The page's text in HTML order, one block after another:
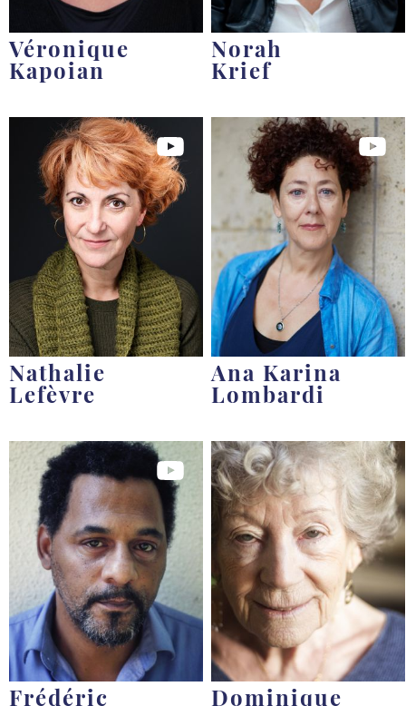
Véronique
Kapoian
Norah
Krief
Nathalie
Lefèvre
Ana Karina
Lombardi
Frédéric Dominique